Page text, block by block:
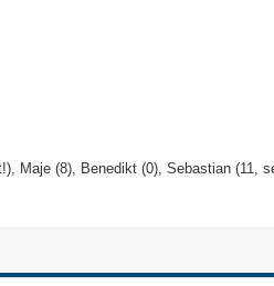
Maje (8), Benedikt (0), Sebastian (11,